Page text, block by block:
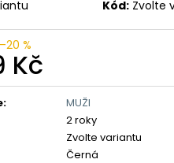
Kód: Zvolte
–20 %
Kč
:
MUŽI
2 roky
Zvolte variantu
Černá